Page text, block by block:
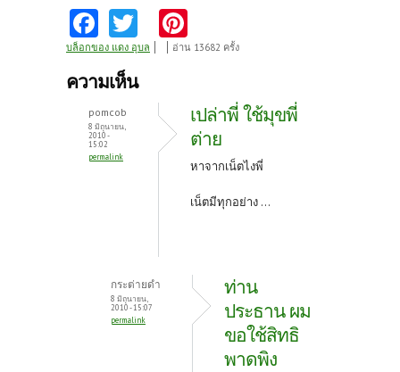
Fa
ce
b
o
o
k
w
itt
er
nt
es
t
บล็อกของ แดง อุบล อ่าน 13682 ครั้ง
ความเห็น
pomcob
8 มิถุนายน,
2010 -
15:02
permalink
เปล่าพี่ ใช้มุขพี่
ต่าย
หาจากเน็ตไงพี่
เน็ตมีทุกอย่าง ...
กระต่ายดำ
8 มิถุนายน,
2010 - 15:07
permalink
ท่าน
ประธาน ผม
ขอใช้สิทธิ
พาดพิง